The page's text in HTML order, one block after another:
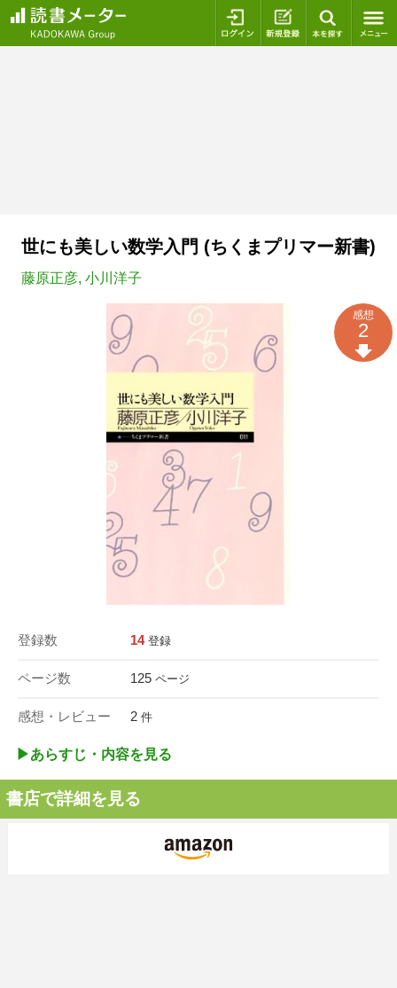
ログイン 新規登録
世にも美しい数学入門 (ちくまプリマー新書)
藤原正彦, 小川洋子
登録数 14 登録
ページ数 125 ページ
感想・レビュー 2 件
感想
2
▶︎あらすじ・内容を見る
書店で詳細を見る